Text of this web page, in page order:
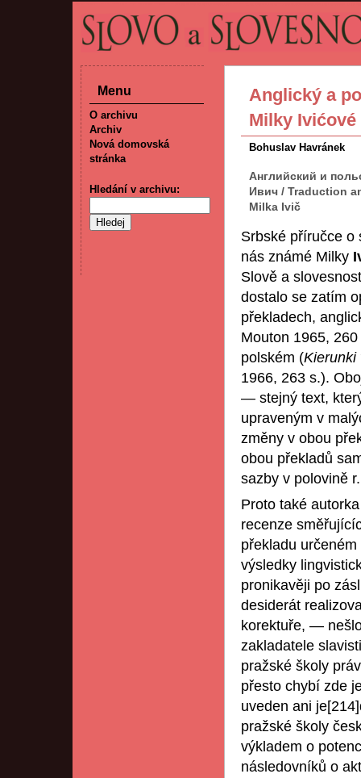
Anglický a
Milky Ivićové
Bohuslav Havránek
Английский и
Ивич / Traduction
Milka Ivič
Srbské příručce o
nás známé Milky
Slově a
dostalo se zatím
překladech,
Mouton 1965,
polském (
1966, 263 s.).
— stejný text,
upraveným v
změny v obou
obou překladů
sazby v polovině
Proto také
recenze
překladu
výsledky
pronikavěji po
desiderát
korektuře, —
zakladatele
pražské školy
přesto chybí zde
uveden ani
pražské školy
výkladem o
následovníků o
Menu
O archivu
Archiv
Nová domovská
stránka
Hledání v archivu: